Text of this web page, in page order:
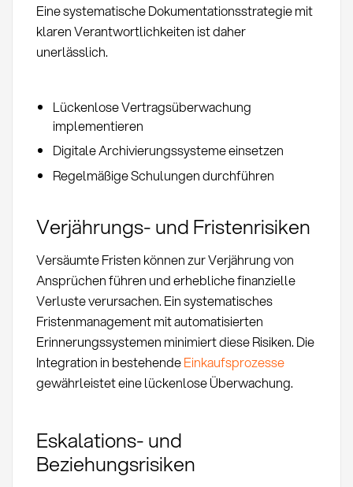
Eine systematische Dokumentationsstrategie mit
klaren Verantwortlichkeiten ist daher
unerlässlich.
Lückenlose Vertragsüberwachung
implementieren
Digitale Archivierungssysteme einsetzen
Regelmäßige Schulungen durchführen
Verjährungs- und Fristenrisiken
Versäumte Fristen können zur Verjährung von
Ansprüchen führen und erhebliche finanzielle
Verluste verursachen. Ein systematisches
Fristenmanagement mit automatisierten
Erinnerungssystemen minimiert diese Risiken. Die
Integration in bestehendeEinkaufsprozesse
gewährleistet eine lückenlose Überwachung.
Eskalations- und
Beziehungsrisiken